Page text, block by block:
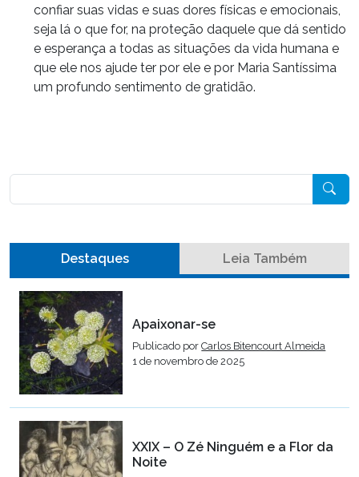
confiar suas vidas e suas dores físicas e emocionais,
seja lá o que for, na proteção daquele que dá sentido
e esperança a todas as situações da vida humana e
que ele nos ajude ter por ele e por Maria Santíssima
um profundo sentimento de gratidão.
Destaques Leia Também
Apaixonar-se
Publicado porCarlos Bitencourt Almeida
1 de novembro de 2025
XXIX – O Zé Ninguém e a Flor da
Noite